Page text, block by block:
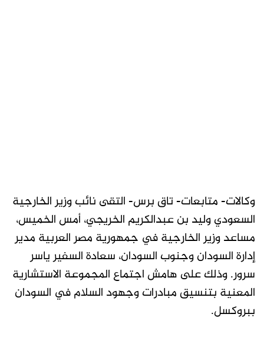
وكالات- متابعات- تاق برس- التقى نائب وزير الخارجية
السعودي وليد بن عبدالكريم الخريجي، أمس الخميس،
مساعد وزير الخارجية في جمهورية مصر العربية مدير
إدارة السودان وجنوب السودان، سعادة السفير ياسر
سرور. وذلك على هامش اجتماع المجموعة الاستشارية
المعنية بتنسيق مبادرات وجهود السلام في السودان
ببروكسل.